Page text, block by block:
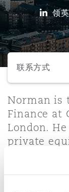
目和建筑工程
管法规与调查
隆坡 – 联营办公
尔本
德里 – 联营办公
雅得
佛
萨斯城
斯维加斯
杉矶
柏林（圣史蒂芬
塞尔多夫
丁堡
拉斯哥（G1大厦
领
选择所需部分
联系方式
联系方式
简介与经验
Norman is
Finance at
London.
private
finance
Norman